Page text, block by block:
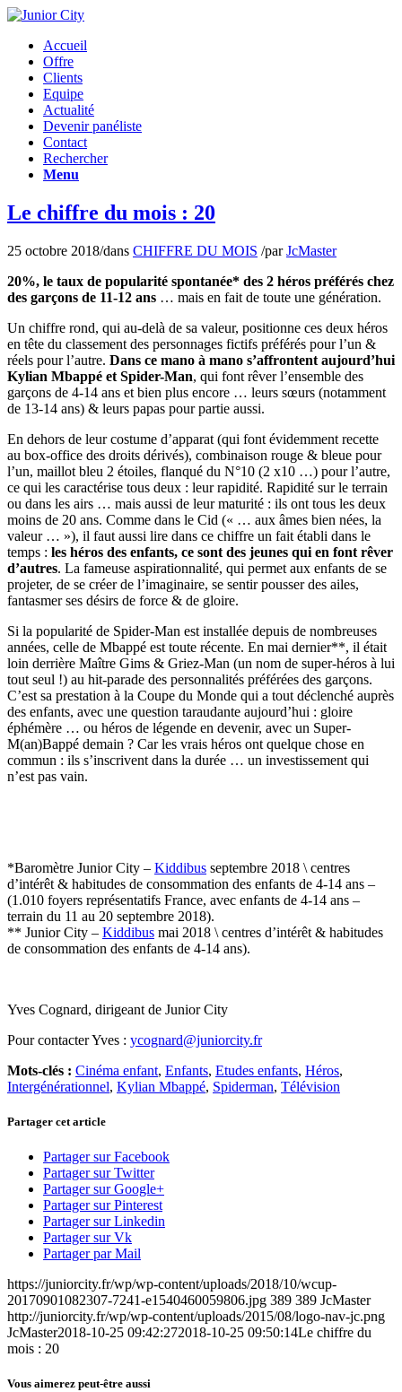
Accueil
Offre
Clients
Equipe
Actualité
Devenir panéliste
Contact
Rechercher
Menu
Le chiffre du mois : 20
25 octobre 2018/dans CHIFFRE DU MOIS /parJcMaster
20%, le taux de popularité spontanée* des 2 héros préférés chez
des garçons de 11-12 ans … mais en fait de toute une génération.
Un chiffre rond, qui au-delà de sa valeur, positionne ces deux héros
en tête du classement des personnages fictifs préférés pour l’un &
réels pour l’autre. Dans ce mano à mano s’affrontent aujourd’hui
Kylian Mbappé et Spider-Man, qui font rêver l’ensemble des
garçons de 4-14 ans et bien plus encore … leurs sœurs (notamment
de 13-14 ans) & leurs papas pour partie aussi.
En dehors de leur costume d’apparat (qui font évidemment recette
au box-office des droits dérivés), combinaison rouge & bleue pour
l’un, maillot bleu 2 étoiles, flanqué du N°10 (2 x10 …) pour l’autre,
ce qui les caractérise tous deux : leur rapidité. Rapidité sur le terrain
ou dans les airs … mais aussi de leur maturité : ils ont tous les deux
moins de 20 ans. Comme dans le Cid (« … aux âmes bien nées, la
valeur … »), il faut aussi lire dans ce chiffre un fait établi dans le
temps : les héros des enfants, ce sont des jeunes qui en font rêver
d’autres. La fameuse aspirationnalité, qui permet aux enfants de se
projeter, de se créer de l’imaginaire, se sentir pousser des ailes,
fantasmer ses désirs de force & de gloire.
Si la popularité de Spider-Man est installée depuis de nombreuses
années, celle de Mbappé est toute récente. En mai dernier**, il était
loin derrière Maître Gims & Griez-Man (un nom de super-héros à lui
tout seul !) au hit-parade des personnalités préférées des garçons.
C’est sa prestation à la Coupe du Monde qui a tout déclenché auprès
des enfants, avec une question taraudante aujourd’hui : gloire
éphémère … ou héros de légende en devenir, avec un Super-
M(an)Bappé demain ? Car les vrais héros ont quelque chose en
commun : ils s’inscrivent dans la durée … un investissement qui
n’est pas vain.
*Baromètre Junior City – Kiddibus septembre 2018 \ centres
d’intérêt & habitudes de consommation des enfants de 4-14 ans –
(1.010 foyers représentatifs France, avec enfants de 4-14 ans –
terrain du 11 au 20 septembre 2018).
** Junior City – Kiddibus mai 2018 \ centres d’intérêt & habitudes
de consommation des enfants de 4-14 ans).
Yves Cognard, dirigeant de Junior City
Pour contacter Yves : ycognard@juniorcity.fr
Mots-clés : Cinéma enfant, Enfants, Etudes enfants, Héros,
Intergénérationnel, Kylian Mbappé, Spiderman, Télévision
Partager cet article
Partager sur Facebook
Partager sur Twitter
Partager sur Google+
Partager sur Pinterest
Partager sur Linkedin
Partager sur Vk
Partager par Mail
https://juniorcity.fr/wp/wp-content/uploads/2018/10/wcup-
20170901082307-7241-e1540460059806.jpg 389 389 JcMaster
http://juniorcity.fr/wp/wp-content/uploads/2015/08/logo-nav-jc.png
JcMaster2018-10-25 09:42:272018-10-25 09:50:14Le chiffre du
mois : 20
Vous aimerez peut-être aussi